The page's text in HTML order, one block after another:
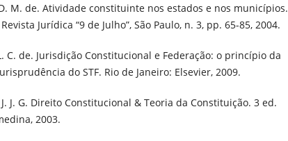
D. M. de. Atividade constituinte nos estados e nos municípios.
Jurídica “9 de Julho”, São Paulo, n. 3, pp. 65-85, 2004.
C. de. Jurisdição Constitucional e Federação: o princípio da
do STF. Rio de Janeiro: Elsevier, 2009.
J. J. G. Direito Constitucional & Teoria da Constituição. 3 ed.
2003.